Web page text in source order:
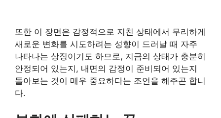
또한 이 장면은 감정적으로 지친 상태에서 무리하게
새로운 변화를 시도하려는 성향이 드러날 때 자주
나타나는 상징이기도 하므로, 지금의 상태가 충분히
안정되어 있는지, 내면의 감정이 준비되어 있는지
돌아보는 것이 매우 중요하다는 조언을 해주곤 합니
다.